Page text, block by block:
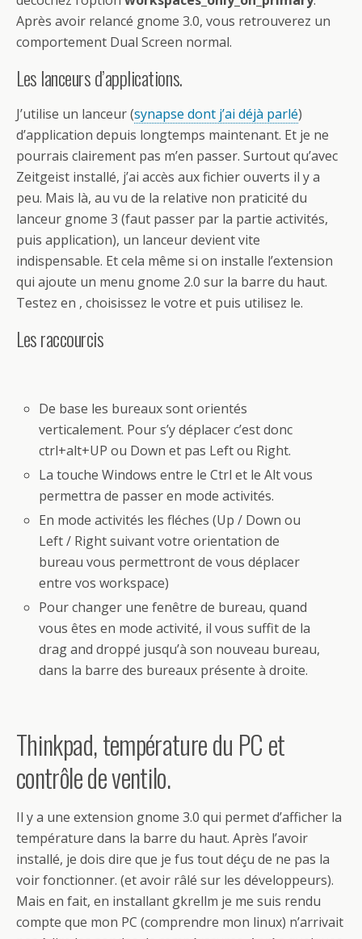
Après avoir relancé gnome 3.0, vous retrouverez un
comportement Dual Screen normal.
Les lanceurs d’applications.
J’utilise un lanceur (synapse dont j’ai déjà parlé)
d’application depuis longtemps maintenant. Et je ne
pourrais clairement pas m’en passer. Surtout qu’avec
Zeitgeist installé, j’ai accès aux fichier ouverts il y a
peu. Mais là, au vu de la relative non praticité du
lanceur gnome 3 (faut passer par la partie activités,
puis application), un lanceur devient vite
indispensable. Et cela même si on installe l’extension
qui ajoute un menu gnome 2.0 sur la barre du haut.
Testez en , choisissez le votre et puis utilisez le.
Les raccourcis
De base les bureaux sont orientés
verticalement. Pour s’y déplacer c’est donc
ctrl+alt+UP ou Down et pas Left ou Right.
La touche Windows entre le Ctrl et le Alt vous
permettra de passer en mode activités.
En mode activités les fléches (Up / Down ou
Left / Right suivant votre orientation de
bureau vous permettront de vous déplacer
entre vos workspace)
Pour changer une fenêtre de bureau, quand
vous êtes en mode activité, il vous suffit de la
drag and droppé jusqu’à son nouveau bureau,
dans la barre des bureaux présente à droite.
Thinkpad, température du PC et
contrôle de ventilo.
Il y a une extension gnome 3.0 qui permet d’afficher la
température dans la barre du haut. Après l’avoir
installé, je dois dire que je fus tout déçu de ne pas la
voir fonctionner. (et avoir râlé sur les développeurs).
Mais en fait, en installant gkrellm je me suis rendu
compte que mon PC (comprendre mon linux) n’arrivait